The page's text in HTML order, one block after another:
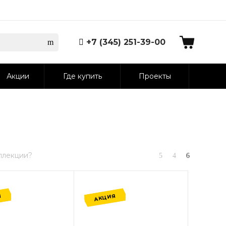
+7 (345) 251-39-00
Акции Где купить Проекты
АКЦИЯ